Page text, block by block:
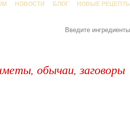
НОВОСТИ БЛОГ НОВЫЕ РЕЦЕПТЫ
обычаи, заговоры